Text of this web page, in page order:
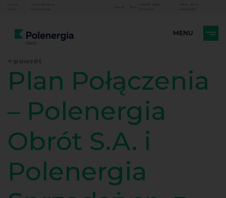
mojBOK - Klient
eBOK - Klient
Plan Połączenia
– Polenergia
Obrót S.A. i
Polenergia